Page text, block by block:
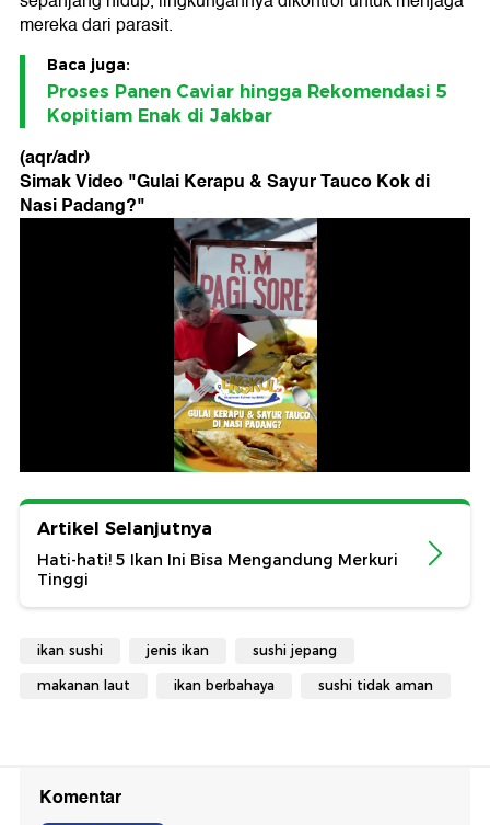
mereka dari parasit.
Baca juga:
Proses Panen Caviar hingga Rekomendasi 5
Kopitiam Enak di Jakbar
(aqr/adr)
Simak Video "Gulai Kerapu & Sayur Tauco Kok di
Nasi Padang?"
Artikel Selanjutnya
Hati-hati! 5 Ikan Ini Bisa Mengandung Merkuri
Tinggi
ikan sushi jenis ikan sushi jepang
makanan laut ikan berbahaya sushi tidak aman
Komentar